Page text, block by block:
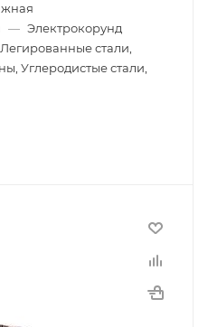
— Электрокорунд
Легированные стали,
Углеродистые стали,